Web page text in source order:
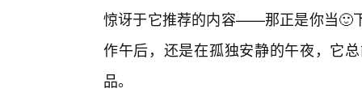
惊讶于它推荐的内容——那正是你当🙂
作午后，还是在孤独安静的午夜，它
品。